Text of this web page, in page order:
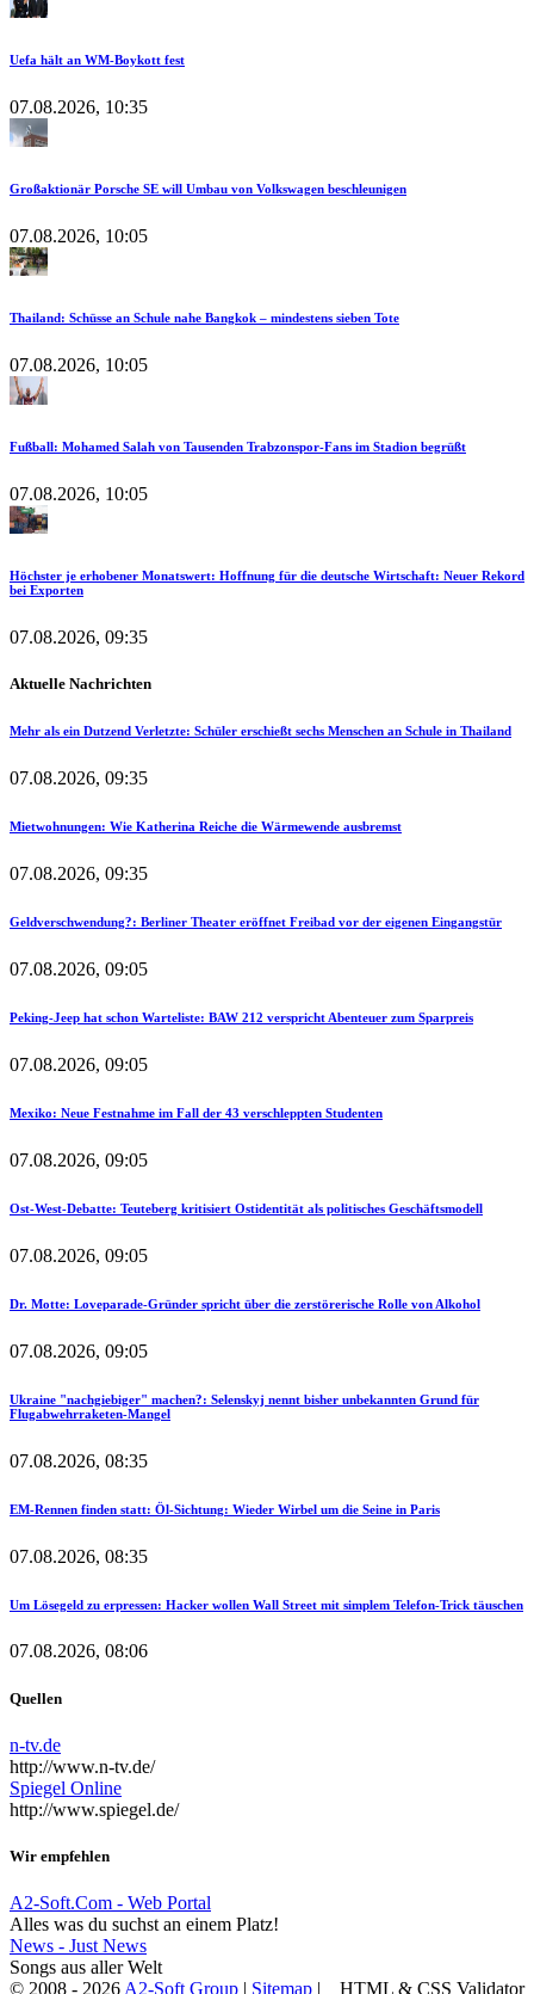
Uefa hält an WM-Boykott fest
07.08.2026, 10:35
Großaktionär Porsche SE will Umbau von Volkswagen beschleunigen
07.08.2026, 10:05
Thailand: Schüsse an Schule nahe Bangkok – mindestens sieben Tote
07.08.2026, 10:05
Fußball: Mohamed Salah von Tausenden Trabzonspor-Fans im Stadion begrüßt
07.08.2026, 10:05
Höchster je erhobener Monatswert: Hoffnung für die deutsche Wirtschaft: Neuer Rekord
bei Exporten
07.08.2026, 09:35
Aktuelle Nachrichten
Mehr als ein Dutzend Verletzte: Schüler erschießt sechs Menschen an Schule in Thailand
07.08.2026, 09:35
Mietwohnungen: Wie Katherina Reiche die Wärmewende ausbremst
07.08.2026, 09:35
Geldverschwendung?: Berliner Theater eröffnet Freibad vor der eigenen Eingangstür
07.08.2026, 09:05
Peking-Jeep hat schon Warteliste: BAW 212 verspricht Abenteuer zum Sparpreis
07.08.2026, 09:05
Mexiko: Neue Festnahme im Fall der 43 verschleppten Studenten
07.08.2026, 09:05
Ost-West-Debatte: Teuteberg kritisiert Ostidentität als politisches Geschäftsmodell
07.08.2026, 09:05
Dr. Motte: Loveparade-Gründer spricht über die zerstörerische Rolle von Alkohol
07.08.2026, 09:05
Ukraine "nachgiebiger" machen?: Selenskyj nennt bisher unbekannten Grund für
Flugabwehrraketen-Mangel
07.08.2026, 08:35
EM-Rennen finden statt: Öl-Sichtung: Wieder Wirbel um die Seine in Paris
07.08.2026, 08:35
Um Lösegeld zu erpressen: Hacker wollen Wall Street mit simplem Telefon-Trick täuschen
07.08.2026, 08:06
Quellen
n-tv.de
http://www.n-tv.de/
Spiegel Online
http://www.spiegel.de/
Wir empfehlen
A2-Soft.Com - Web Portal
Alles was du suchst an einem Platz!
News - Just News
Songs aus aller Welt
HTML & CSS Validator
© 2008 - 2026 A2-Soft Group | Sitemap |